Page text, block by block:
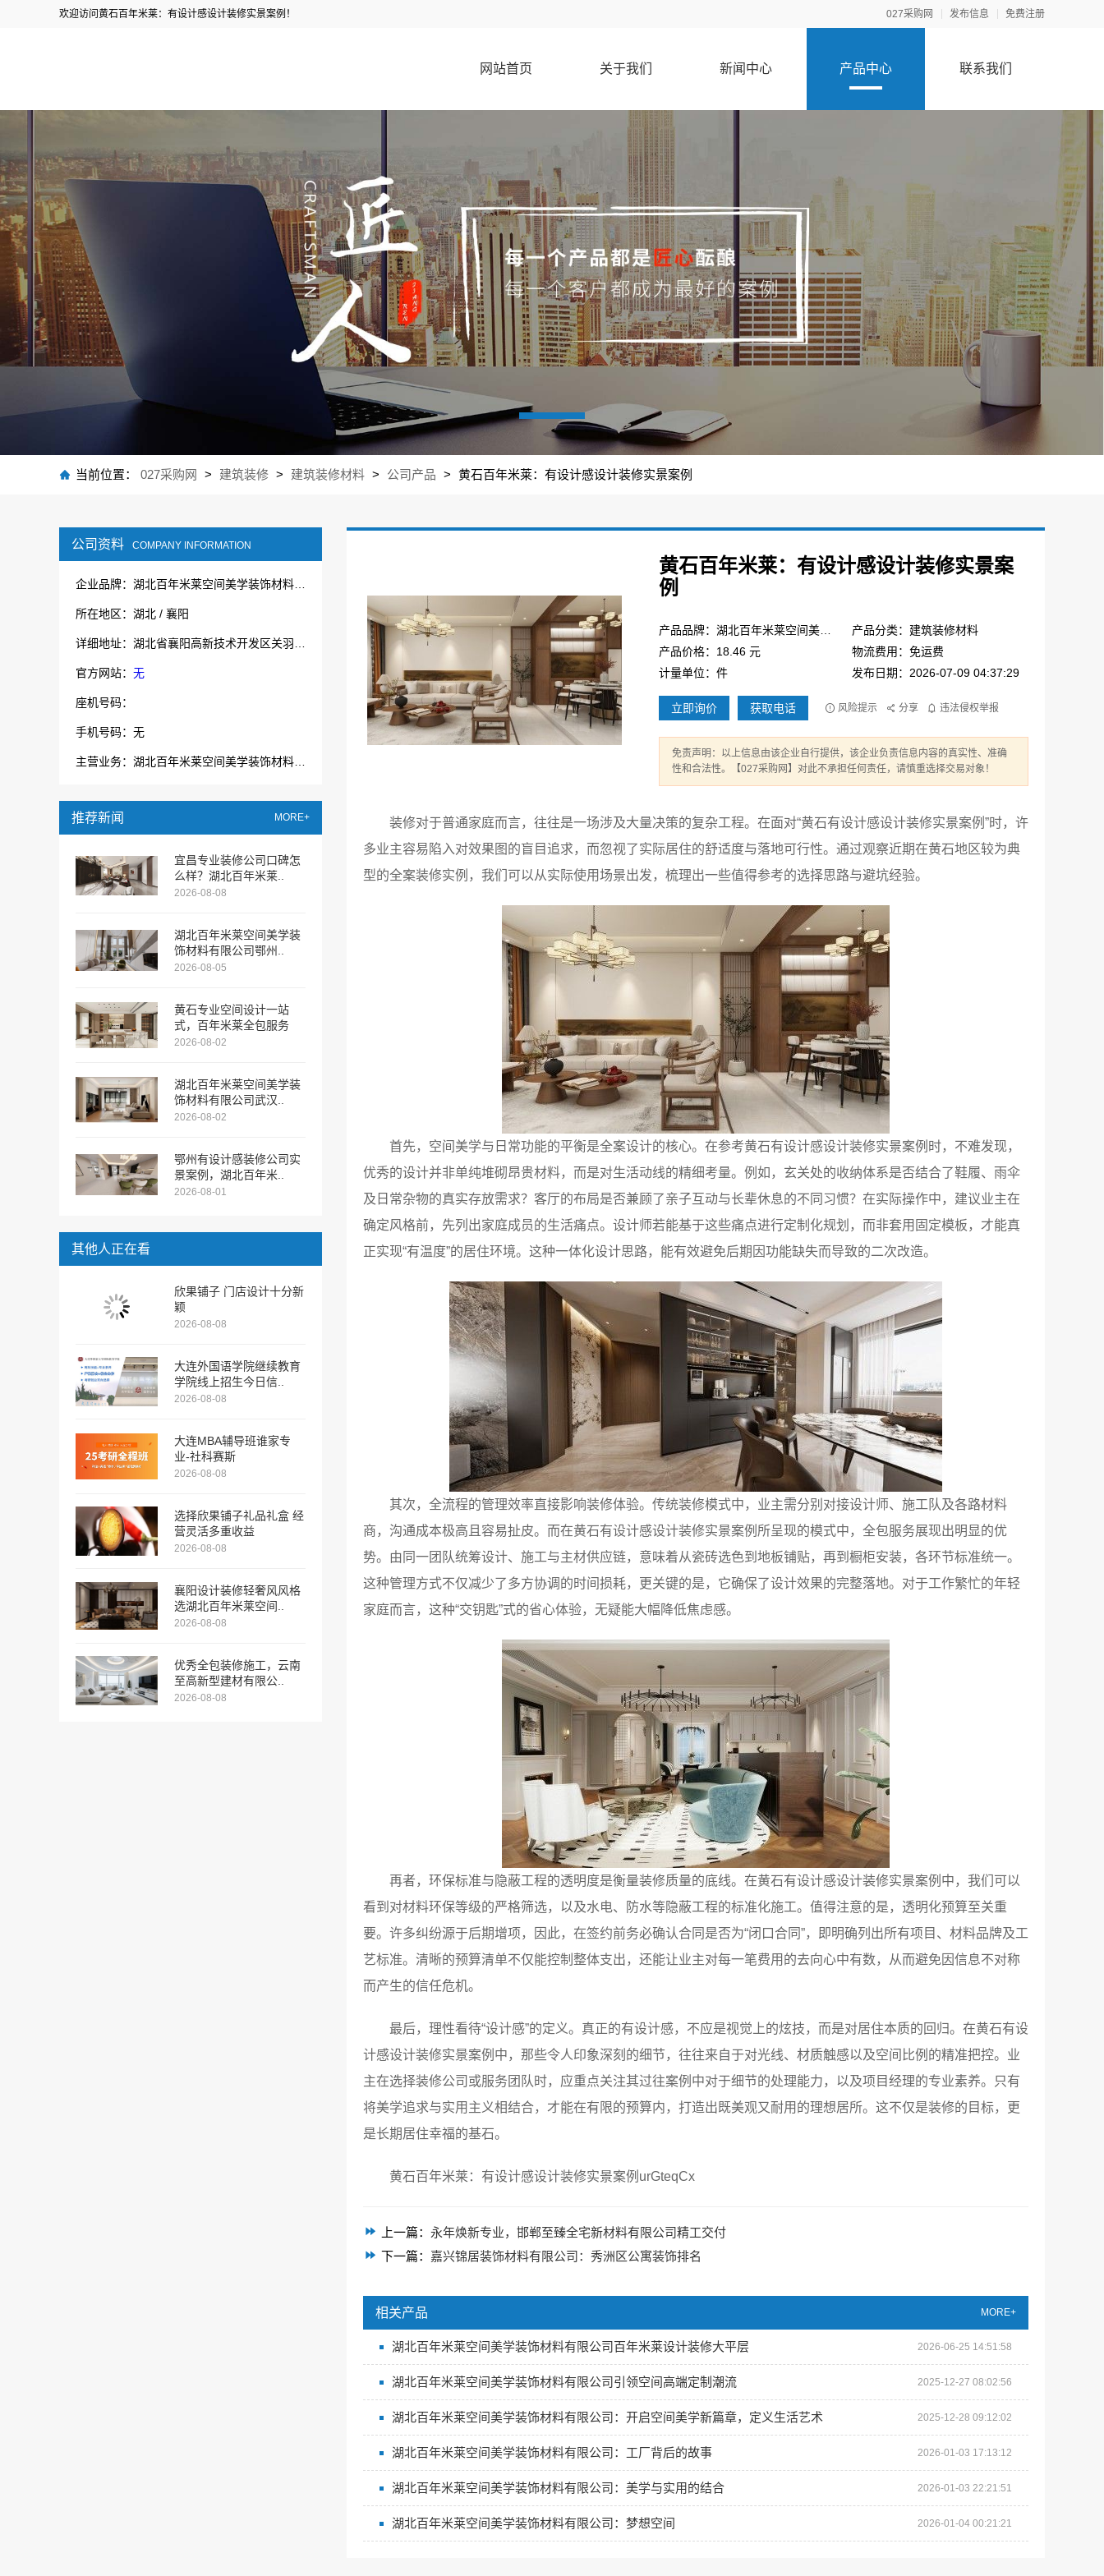
欢迎访问黄石百年米莱：有设计感设计装修实景案例！ 027采购网 发布信息 免费注册
网站首页 关于我们 新闻中心 产品中心 联系我们
当前位置： 027采购网 > 建筑装修 > 建筑装修材料 > 公司产品 > 黄石百年米莱：有设计感设计装修实景案例
公司资料 COMPANY INFORMATION
所在地区：湖北 / 襄阳
官方网站： 无
座机号码：
手机号码：无
推荐新闻 MORE+
宜昌专业装修公司口碑怎
么样？湖北百年米莱..
2026-08-08
湖北百年米莱空间美学装
饰材料有限公司鄂州..
2026-08-05
黄石专业空间设计一站
式，百年米莱全包服务
2026-08-02
湖北百年米莱空间美学装
饰材料有限公司武汉..
2026-08-02
鄂州有设计感装修公司实
景案例，湖北百年米..
2026-08-01
其他人正在看
欣果铺子 门店设计十分新
颖
2026-08-08
大连外国语学院继续教育
学院线上招生今日信..
2026-08-08
大连MBA辅导班谁家专
业-社科赛斯
2026-08-08
选择欣果铺子礼品礼盒 经
营灵活多重收益
2026-08-08
襄阳设计装修轻奢风风格
选湖北百年米莱空间..
2026-08-08
优秀全包装修施工，云南
至高新型建材有限公..
2026-08-08
黄石百年米莱：有设计感设计装修实景案
例
产品分类：建筑装修材料
产品价格：18.46 元
物流费用：免运费
计量单位：件
发布日期：2026-07-09 04:37:29
立即询价 获取电话 风险提示 分享 违法侵权举报
免责声明：以上信息由该企业自行提供，该企业负责信息内容的真实性、准确
性和合法性。【027采购网】对此不承担任何责任，请慎重选择交易对象！
装修对于普通家庭而言，往往是一场涉及大量决策的复杂工程。在面对“黄石有设计感设计装修实景案例”时，许
多业主容易陷入对效果图的盲目追求，而忽视了实际居住的舒适度与落地可行性。通过观察近期在黄石地区较为典
型的全案装修实例，我们可以从实际使用场景出发，梳理出一些值得参考的选择思路与避坑经验。
首先，空间美学与日常功能的平衡是全案设计的核心。在参考黄石有设计感设计装修实景案例时，不难发现，
优秀的设计并非单纯堆砌昂贵材料，而是对生活动线的精细考量。例如，玄关处的收纳体系是否结合了鞋履、雨伞
及日常杂物的真实存放需求？客厅的布局是否兼顾了亲子互动与长辈休息的不同习惯？在实际操作中，建议业主在
确定风格前，先列出家庭成员的生活痛点。设计师若能基于这些痛点进行定制化规划，而非套用固定模板，才能真
正实现“有温度”的居住环境。这种一体化设计思路，能有效避免后期因功能缺失而导致的二次改造。
其次，全流程的管理效率直接影响装修体验。传统装修模式中，业主需分别对接设计师、施工队及各路材料
商，沟通成本极高且容易扯皮。而在黄石有设计感设计装修实景案例所呈现的模式中，全包服务展现出明显的优
势。由同一团队统筹设计、施工与主材供应链，意味着从瓷砖选色到地板铺贴，再到橱柜安装，各环节标准统一。
这种管理方式不仅减少了多方协调的时间损耗，更关键的是，它确保了设计效果的完整落地。对于工作繁忙的年轻
家庭而言，这种“交钥匙”式的省心体验，无疑能大幅降低焦虑感。
再者，环保标准与隐蔽工程的透明度是衡量装修质量的底线。在黄石有设计感设计装修实景案例中，我们可以
看到对材料环保等级的严格筛选，以及水电、防水等隐蔽工程的标准化施工。值得注意的是，透明化预算至关重
要。许多纠纷源于后期增项，因此，在签约前务必确认合同是否为“闭口合同”，即明确列出所有项目、材料品牌及工
艺标准。清晰的预算清单不仅能控制整体支出，还能让业主对每一笔费用的去向心中有数，从而避免因信息不对称
而产生的信任危机。
最后，理性看待“设计感”的定义。真正的有设计感，不应是视觉上的炫技，而是对居住本质的回归。在黄石有设
计感设计装修实景案例中，那些令人印象深刻的细节，往往来自于对光线、材质触感以及空间比例的精准把控。业
主在选择装修公司或服务团队时，应重点关注其过往案例中对于细节的处理能力，以及项目经理的专业素养。只有
将美学追求与实用主义相结合，才能在有限的预算内，打造出既美观又耐用的理想居所。这不仅是装修的目标，更
是长期居住幸福的基石。
黄石百年米莱：有设计感设计装修实景案例urGteqCx
上一篇： 永年焕新专业，邯郸至臻全宅新材料有限公司精工交付
下一篇： 嘉兴锦居装饰材料有限公司：秀洲区公寓装饰排名
相关产品 MORE+
湖北百年米莱空间美学装饰材料有限公司百年米莱设计装修大平层 2026-06-25 14:51:58
湖北百年米莱空间美学装饰材料有限公司引领空间高端定制潮流 2025-12-27 08:02:56
湖北百年米莱空间美学装饰材料有限公司：开启空间美学新篇章，定义生活艺术 2025-12-28 09:12:02
湖北百年米莱空间美学装饰材料有限公司：工厂背后的故事 2026-01-03 17:13:12
湖北百年米莱空间美学装饰材料有限公司：美学与实用的结合 2026-01-03 22:21:51
湖北百年米莱空间美学装饰材料有限公司：梦想空间 2026-01-04 00:21:21